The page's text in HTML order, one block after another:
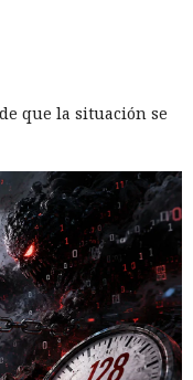
que la situación se